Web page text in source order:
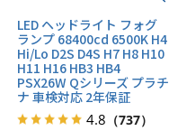
LED ヘッドライト フォグ
ランプ 68400cd 6500K H4
Hi/Lo D2S D4S H7 H8 H10
H11 H16 HB3 HB4
PSX26W Qシリーズ プラチ
ナ 車検対応 2年保証
4.8 （737）